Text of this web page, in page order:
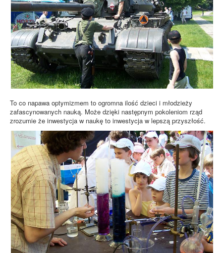
To co napawa optymizmem to ogromna ilość dzieci i młodzieży
zafascynowanych nauką. Może dzięki następnym pokoleniom rząd
zrozumie że inwestycja w naukę to inwestycja w lepszą przyszłość.